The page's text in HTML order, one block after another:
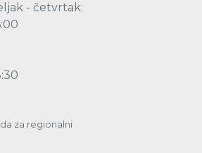
- četvrtak:
za regionalni